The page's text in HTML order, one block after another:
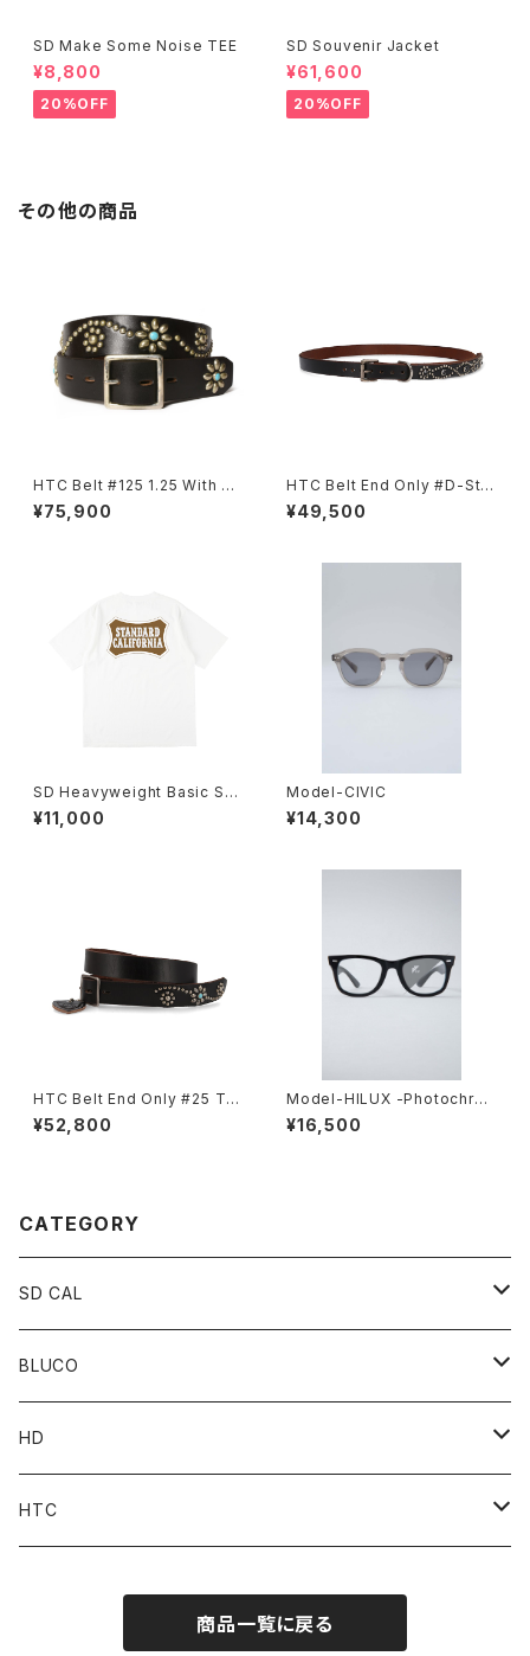
SD Make Some Noise TEE
¥8,800
20%OFF
SD Souvenir Jacket
¥61,600
20%OFF
その他の商品
HTC Belt #125 1.25 With En
d
¥75,900
HTC Belt End Only #D-Styl
e Stone 0.75
¥49,500
SD Heavyweight Basic Shi
eld Logo T
¥11,000
Model-CIVIC
¥14,300
HTC Belt End Only #25 TQ
LG 1.25
¥52,800
Model-HILUX -Photochro
mic-
¥16,500
CATEGORY
SD CAL
Top
Pant
Accessories
BLUCO
Tops
Pant
HD
Parts
HTC
商品一覧に戻る